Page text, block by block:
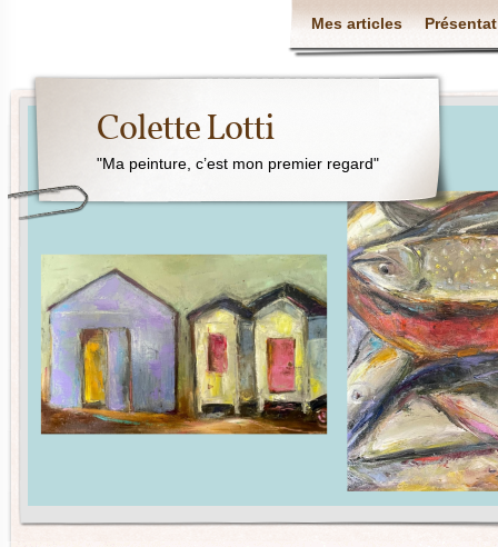
Mes articles
Colette Lotti
"Ma peinture, c’est mon premier regard"